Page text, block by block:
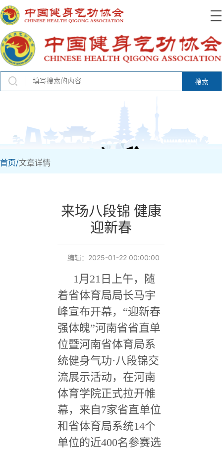
搜索
首页/文章详情
来场八段锦 健康
迎新春
编辑：2025-01-22 00:00:00
1月 21 日上午，随
着省体育局局长马宇
峰宣布开幕， “迎新春
强体魄”河南省省直单
位暨河南省体育局系
统健身气功·八段锦交
流展示活动，在河南
体育学院正式拉开帷
幕，来自7家省直单位
和省体育局系统14个
单位的近400名参赛选